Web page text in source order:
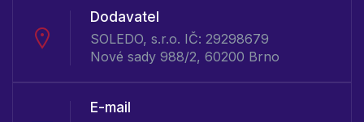
Dodavatel
SOLEDO, s.r.o. IČ: 29298679
Nové sady 988/2, 60200 Brno
E-mail